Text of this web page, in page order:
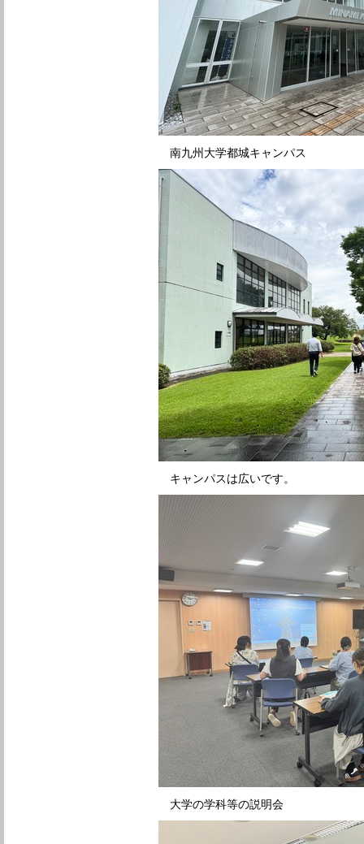
南九州大学都城キャンパス
キャンパスは広いです。
大学の学科等の説明会